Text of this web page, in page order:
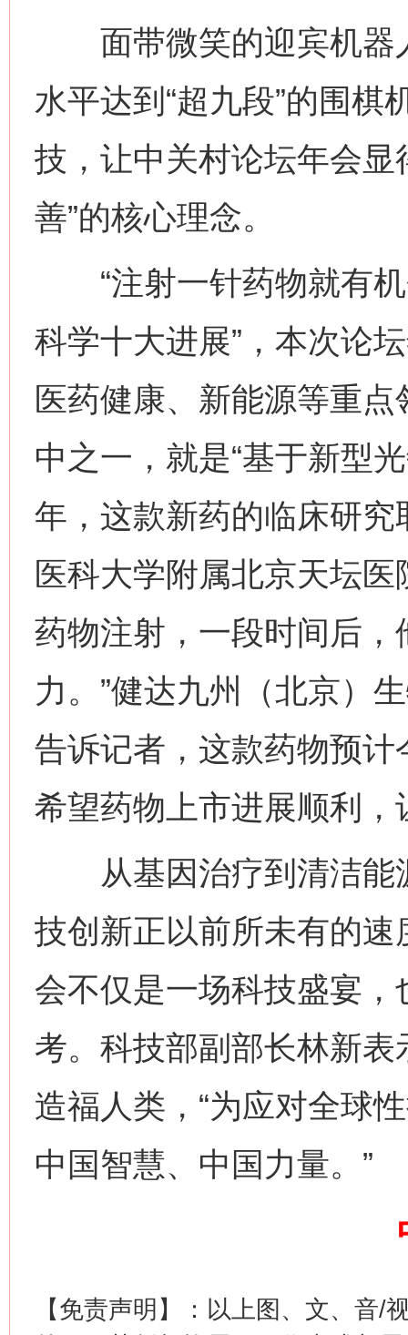
面带微笑的迎宾机器
水平达到“超九段”的围
技，让中关村论坛年会显
善”的核心理念。
“注射一针药物就有机
科学十大进展”，本次论
医药健康、新能源等重点
中之一，就是“基于新型
年，这款新药的临床研
医科大学附属北京天坛
药物注射，一段时间后
力。”健达九州（北京）
告诉记者，这款药物预
希望药物上市进展顺利
从基因治疗到清洁能
技创新正以前所未有的
会不仅是一场科技盛宴
考。科技部副部长林新
造福人类，“为应对全球
中国智慧、中国力量。”
【免责声明】：以上图、文、音/
网上购药对药下症？
这是一记警钟！ 谢